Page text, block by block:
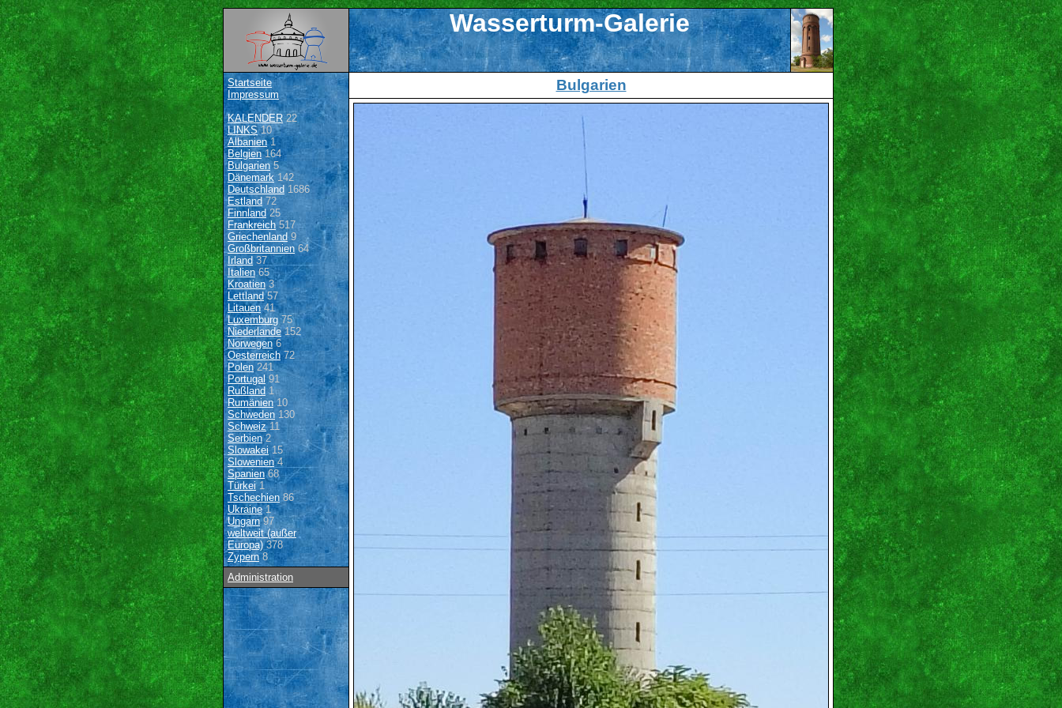
Wasserturm-Galerie
Startseite
Impressum
KALENDER22
LINKS10
Albanien1
Belgien164
Bulgarien 5
Dänemark142
Deutschland 1686
Estland 72
Finnland 25
Frankreich517
Griechenland9
Großbritannien64
Irland 37
Italien65
Kroatien3
Lettland57
Litauen41
Luxemburg 75
Niederlande152
Norwegen6
Oesterreich72
Polen 241
Portugal91
Rußland 1
Rumänien10
Schweden 130
Schweiz11
Serbien2
Slowakei15
Slowenien4
Spanien68
Türkei1
Tschechien 86
Ukraine1
Ungarn97
weltweit (außer
Europa)378
Zypern8
Administration
Bulgarien